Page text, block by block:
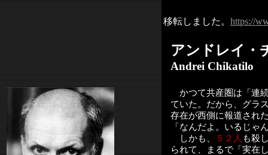
移転しました。 https://
アンドレイ・
Andrei Chikatilo
かつて共産圏は「連
ていた。だから、グラ
存在が西側に報道され
「なんだよ。いるじゃ
しかも、
５２人 も殺
られて、まるで「実在